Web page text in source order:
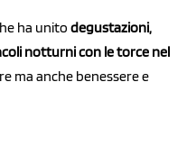
ha unito degustazioni,
notturni con le torce nel
ma anche benessere e